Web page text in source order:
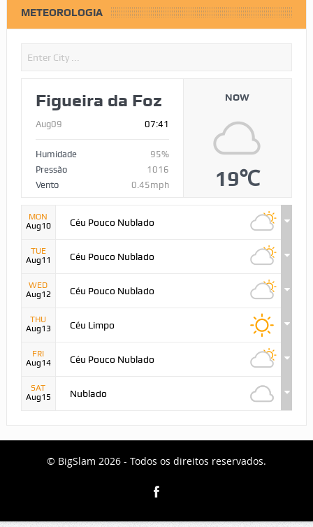
METEOROLOGIA
Figueira da Foz
Aug09 07:41
Humidade
95%
Pressão
1016
Vento
0.45mph
NOW
19℃
MON
Aug10
Céu Pouco Nublado
TUE
Aug11
Céu Pouco Nublado
WED
Aug12
Céu Pouco Nublado
THU
Aug13
Céu Limpo
FRI
Aug14
Céu Pouco Nublado
SAT
Aug15
Nublado
© BigSlam 2026 - Todos os direitos reservados.